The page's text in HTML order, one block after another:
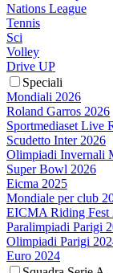
Nations League
Tennis
Sci
Volley
Drive UP
Speciali
Mondiali 2026
Roland Garros 2026
Sportmediaset Live
Scudetto Inter 2026
Olimpiadi Invernali
Super Bowl 2026
Eicma 2025
Mondiale per club
EICMA Riding Fest
Paralimpiadi Parigi
Olimpiadi Parigi
Euro 2024